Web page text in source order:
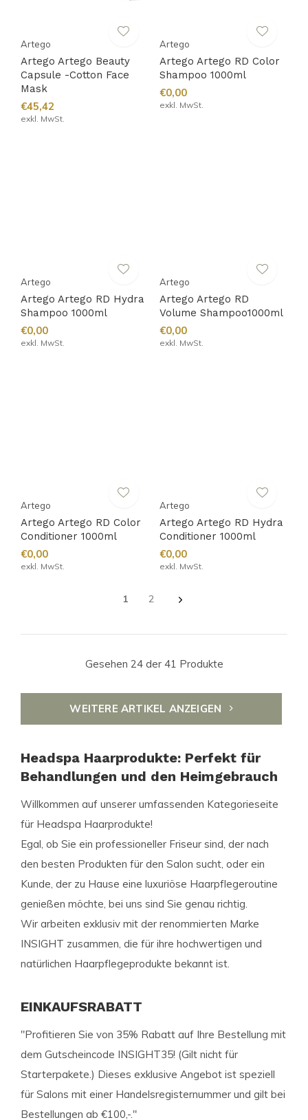
Artego
Artego Artego Beauty
Capsule -Cotton Face
Mask
€45,42
exkl. MwSt.
Artego
Artego Artego RD Color
Shampoo 1000ml
€0,00
exkl. MwSt.
Artego
Artego Artego RD Hydra
Shampoo 1000ml
€0,00
exkl. MwSt.
Artego
Artego Artego RD
Volume Shampoo1000ml
€0,00
exkl. MwSt.
Artego
Artego Artego RD Color
Conditioner 1000ml
€0,00
exkl. MwSt.
Artego
Artego Artego RD Hydra
Conditioner 1000ml
€0,00
exkl. MwSt.
1 2
Gesehen 24 der 41 Produkte
WEITERE ARTIKEL ANZEIGEN
Headspa Haarprodukte: Perfekt für
Behandlungen und den Heimgebrauch
Willkommen auf unserer umfassenden Kategorieseite
für Headspa Haarprodukte!
Egal, ob Sie ein professioneller Friseur sind, der nach
den besten Produkten für den Salon sucht, oder ein
Kunde, der zu Hause eine luxuriöse Haarpflegeroutine
genießen möchte, bei uns sind Sie genau richtig.
Wir arbeiten exklusiv mit der renommierten Marke
INSIGHT zusammen, die für ihre hochwertigen und
natürlichen Haarpflegeprodukte bekannt ist.
EINKAUFSRABATT
"Profitieren Sie von 35% Rabatt auf Ihre Bestellung mit
dem Gutscheincode INSIGHT35! (Gilt nicht für
Starterpakete.) Dieses exklusive Angebot ist speziell
für Salons mit einer Handelsregisternummer und gilt bei
Bestellungen ab €100,-."